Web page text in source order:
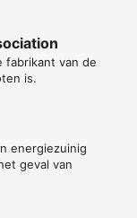
fabrikant van de
is.
energiezuinig
geval van